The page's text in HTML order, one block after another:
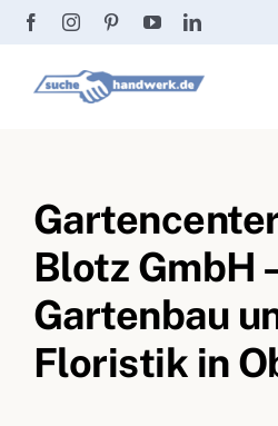
Zum
springen
Passwort vergessen?
Fliesenrechner
Handwerker Ratgeber
Wir über uns
Blotz GmbH
Gartenbau
Floristik in